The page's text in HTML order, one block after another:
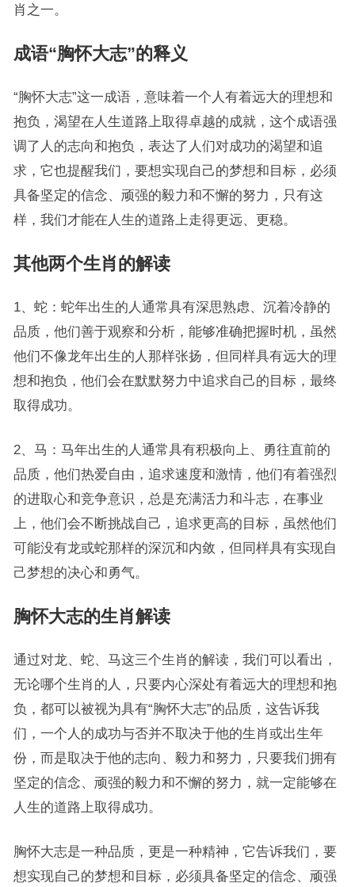
肖之一。
成语“胸怀大志”的释义
“胸怀大志”这一成语，意味着一个人有着远大的理想和
抱负，渴望在人生道路上取得卓越的成就，这个成语强
调了人的志向和抱负，表达了人们对成功的渴望和追
求，它也提醒我们，要想实现自己的梦想和目标，必须
具备坚定的信念、顽强的毅力和不懈的努力，只有这
样，我们才能在人生的道路上走得更远、更稳。
其他两个生肖的解读
1、蛇：蛇年出生的人通常具有深思熟虑、沉着冷静的
品质，他们善于观察和分析，能够准确把握时机，虽然
他们不像龙年出生的人那样张扬，但同样具有远大的理
想和抱负，他们会在默默努力中追求自己的目标，最终
取得成功。
2、马：马年出生的人通常具有积极向上、勇往直前的
品质，他们热爱自由，追求速度和激情，他们有着强烈
的进取心和竞争意识，总是充满活力和斗志，在事业
上，他们会不断挑战自己，追求更高的目标，虽然他们
可能没有龙或蛇那样的深沉和内敛，但同样具有实现自
己梦想的决心和勇气。
胸怀大志的生肖解读
通过对龙、蛇、马这三个生肖的解读，我们可以看出，
无论哪个生肖的人，只要内心深处有着远大的理想和抱
负，都可以被视为具有“胸怀大志”的品质，这告诉我
们，一个人的成功与否并不取决于他的生肖或出生年
份，而是取决于他的志向、毅力和努力，只要我们拥有
坚定的信念、顽强的毅力和不懈的努力，就一定能够在
人生的道路上取得成功。
胸怀大志是一种品质，更是一种精神，它告诉我们，要
想实现自己的梦想和目标，必须具备坚定的信念、顽强